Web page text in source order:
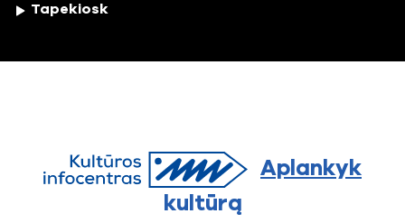
Tapekiosk
Aplankyk
kultūrą